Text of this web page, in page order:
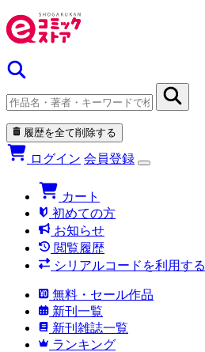
履歴を全て削除する
ログイン 会員登録
カート
初めての方
お知らせ
閲覧履歴
シリアルコードを利用する
無料・セール作品
新刊一覧
新刊雑誌一覧
ランキング